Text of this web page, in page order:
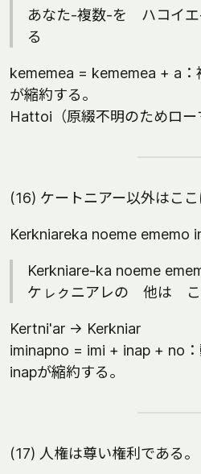
あなた-複数-を ハコイ
る
kememea = kememea + a：
が縮約する。
Hattoi（原綴不明のためロ
(16) ケートニアー以外はここ
Kerkniareka noeme ememo
Kerkniare-ka noeme
ケㇾㇰニアレの 他は
Kertni'ar -> Kerkniar
iminapno = imi + inap + no
inapが縮約する。
(17) 人権は尊い権利である。